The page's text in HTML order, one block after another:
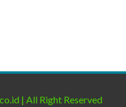
| All Right Reserved